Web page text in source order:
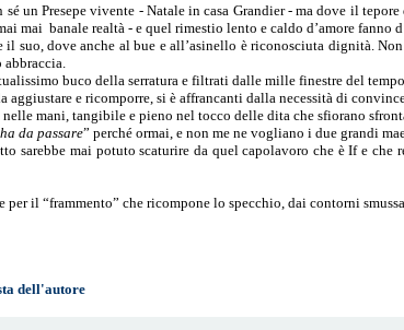
sé un Presepe vivente - Natale in casa Grandier - ma dove il
mai banale realtà - e quel rimestio lento e caldo d’amore fanno
il suo, dove anche al bue e all’asinello è riconosciuta dignità.
abbraccia.
buco della serratura e filtrati dalle mille finestre del
aggiustare e ricomporre, si è affrancanti dalla necessità di
mani, tangibile e pieno nel tocco delle dita che sfiorano
da passare” perché ormai, e non me ne vogliano i due grandi
sarebbe mai potuto scaturire da quel capolavoro che è If e
per il “frammento” che ricompone lo specchio, dai contorni
dell'autore